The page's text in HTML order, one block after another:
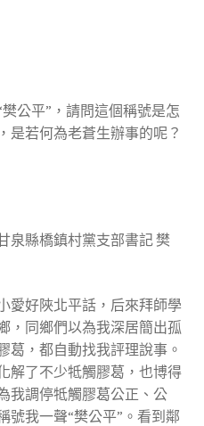
公平”，請問這個稱號是怎
是若何為老蒼生辦事的呢？
泉縣橋鎮村黨支部書記 樊
愛好陜北平話，后來拜師學
，同鄉們以為我深居簡出孤
葛，都自動找我評理說事。
解了不少牴觸膠葛，也博得
我調停牴觸膠葛公正、公
號我一聲“樊公平”。看到鄰